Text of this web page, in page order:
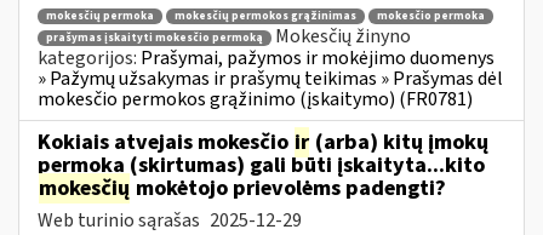
mokesčių permoka mokesčių permokos grąžinimas
mokesčio permoka
prašymas įskaityti mokesčio permoką
Mokesčių žinyno
kategorijos: Prašymai, pažymos ir mokėjimo duomenys
» Pažymų užsakymas ir prašymų teikimas » Prašymas dėl
mokesčio permokos grąžinimo (įskaitymo) (FR0781)
Kokiais atvejais mokesčio ir (arba) kitų įmokų
permoka (skirtumas) gali būti įskaityta...kito
mokesčių mokėtojo prievolėms padengti?
Web turinio sąrašas 2025-12-29